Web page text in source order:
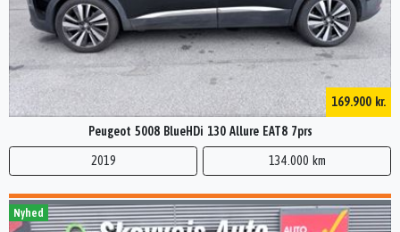
169.900 kr.
Peugeot 5008 BlueHDi 130 Allure EAT8 7prs
2019 134.000 km
Nyhed